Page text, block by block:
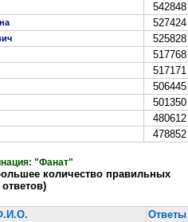
542848
527424
525828
517768
517171
506445
501350
480612
478852
"Фанат"
количество правильных
ответов)
Ответы